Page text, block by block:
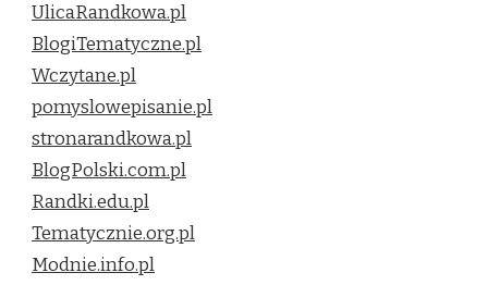
UlicaRandkowa.pl
BlogiTematyczne.pl
Wczytane.pl
pomyslowepisanie.pl
stronarandkowa.pl
BlogPolski.com.pl
Randki.edu.pl
Tematycznie.org.pl
Modnie.info.pl